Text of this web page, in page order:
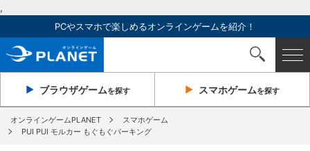
,
PCやスマホで楽しめるオンラインゲームを紹介！
ブラウザゲームを探す スマホゲームを探す
オンラインゲームPLANET
スマホゲーム
PUI PUI モルカー もぐもぐパーキング